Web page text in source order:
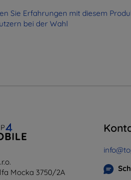
Sie Erfahrungen mit diesem
bei der Wahl
Mocka 3750/2A